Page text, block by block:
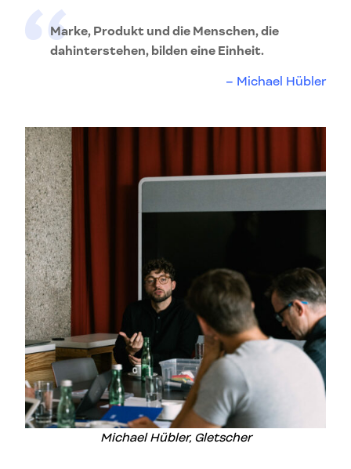
Marke, Produkt und die Menschen, die
dahinterstehen, bilden eine Einheit.
Michael Hübler
Michael Hübler, Gletscher